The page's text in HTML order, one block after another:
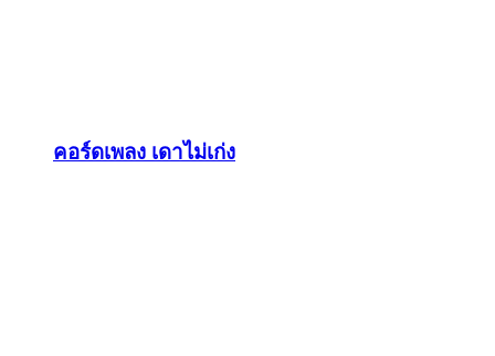
คอร์ดเพลง เดาไม่เก่ง